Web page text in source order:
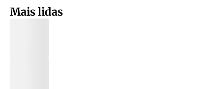
Mais lidas